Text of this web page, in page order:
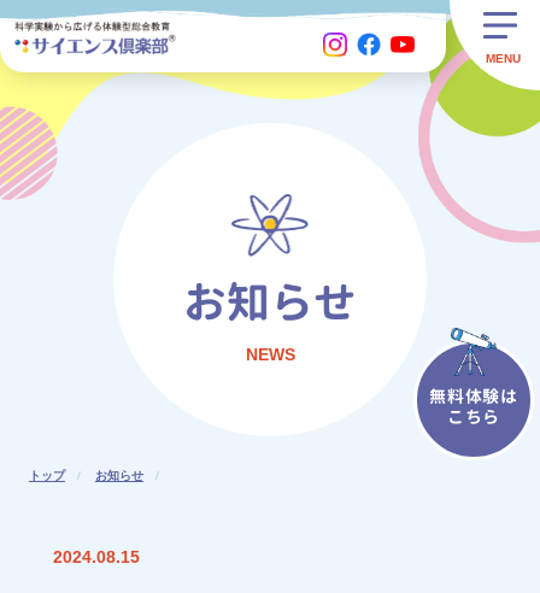
無料体験は
こちら
お知らせ
NEWS
トップ お知らせ
2024.08.15